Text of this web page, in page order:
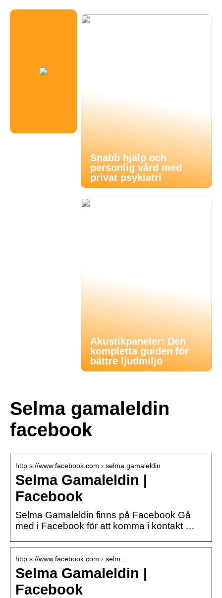
Snabb hjälp och
personlig vård med
privat psykiatri
Akustikpaneler: Den
kompletta guiden för
bättre ljudmiljö
Selma gamaleldin
facebook
http s://www.facebook.com › selma.gamaleldin
Selma Gamaleldin |
Facebook
Selma Gamaleldin finns på Facebook Gå
med i Facebook för att komma i kontakt …
http s://www.facebook.com › selm…
Selma Gamaleldin |
Facebook